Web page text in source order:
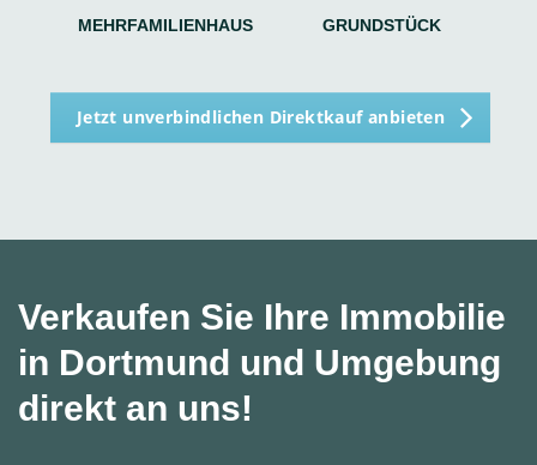
MEHRFAMILIENHAUS GRUNDSTÜCK
Jetzt unverbindlichen Direktkauf anbieten
Verkaufen Sie Ihre Immobilie
in Dortmund und Umgebung
direkt an uns!